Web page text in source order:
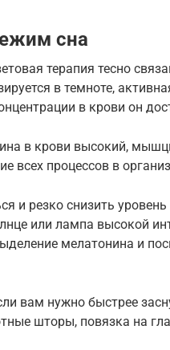
сна
терапия тесно
в темноте,
в крови он
в крови высокий,
всех процессов в
и резко снизить
или лампа высокой
мелатонина и
вам нужно быстрее
шторы, повязка на